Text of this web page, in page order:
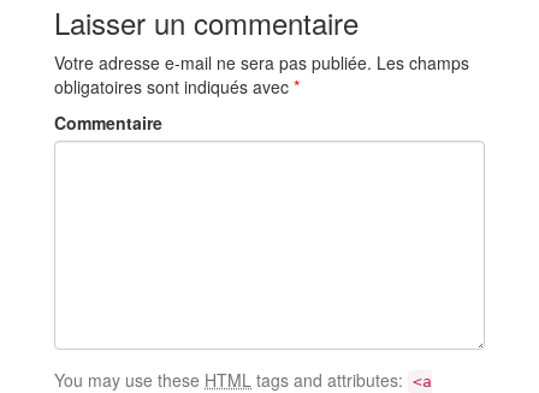
Laisser un commentaire
Votre adresse e-mail ne sera pas publiée. Les champs
obligatoires sont indiqués avec *
Commentaire
You may use these HTML tags and attributes: <a